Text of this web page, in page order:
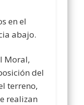
en el
abajo.
Moral,
del
terreno,
realizan